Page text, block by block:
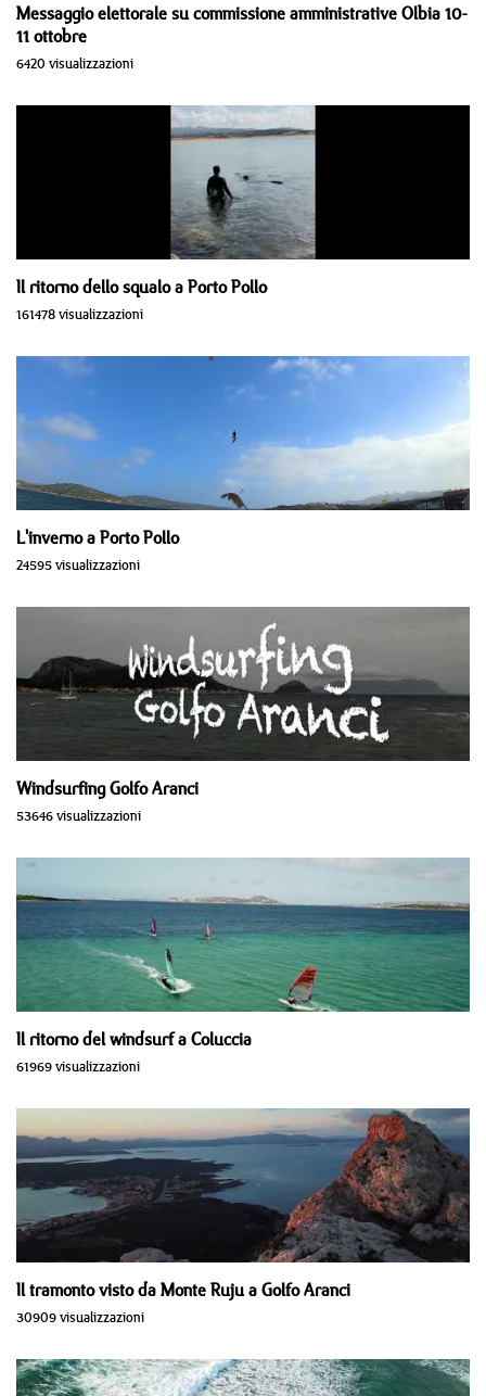
Messaggio elettorale su commissione amministrative Olbia 10-
11 ottobre
6420 visualizzazioni
Il ritorno dello squalo a Porto Pollo
161478 visualizzazioni
L'inverno a Porto Pollo
24595 visualizzazioni
Windsurfing Golfo Aranci
53646 visualizzazioni
Il ritorno del windsurf a Coluccia
61969 visualizzazioni
Il tramonto visto da Monte Ruju a Golfo Aranci
30909 visualizzazioni